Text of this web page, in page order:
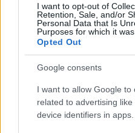
I want to opt-out of
Retention, Sale, and/or
Personal Data that Is
Purposes for which it was
Opted Out
Google consents
I want to allow Google to
related to advertising
device identifiers in apps.
is a PlayStation 5
november 19-én rajtolnak
hangulata – Jön a
Július végén folytatódik a
sorozat.